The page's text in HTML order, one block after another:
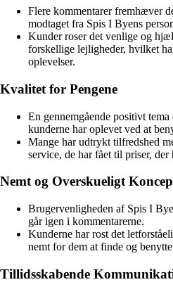
Flere kommentarer fremhæver
modtaget fra Spis I Byens
Kunder roser det venlige og
forskellige lejligheder, hvilket
oplevelser.
Kvalitet for Pengene
En gennemgående positivt
kunderne har oplevet ved at
Mange har udtrykt tilfredshed
service, de har fået til priser,
Nemt og Overskueligt
Brugervenligheden af Spis I
går igen i kommentarerne.
Kunderne har rost det
nemt for dem at finde og
Tillidsskabende